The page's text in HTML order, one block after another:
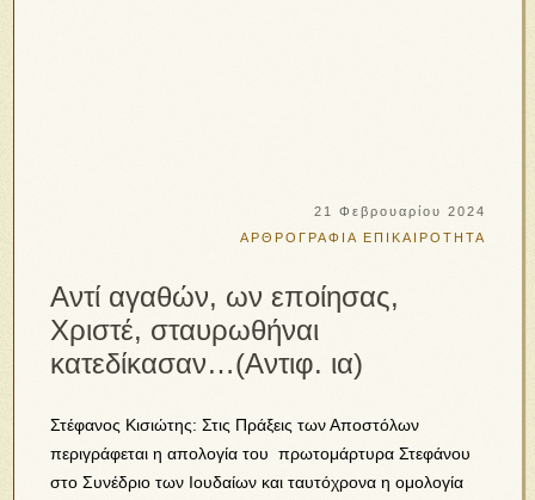
21 Φεβρουαρίου 2024
ΑΡΘΡΟΓΡΑΦΙΑ ΕΠΙΚΑΙΡΟΤΗΤΑ
Αντί αγαθών, ων εποίησας,
Χριστέ, σταυρωθήναι
κατεδίκασαν…(Αντιφ. ια)
Στέφανος Κισιώτης: Στις Πράξεις των Αποστόλων
περιγράφεται η απολογία του πρωτομάρτυρα Στεφάνου
στο Συνέδριο των Ιουδαίων και ταυτόχρονα η ομολογία